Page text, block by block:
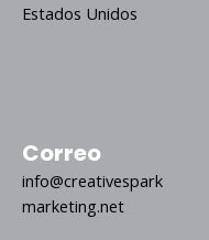
Estados Unidos
Correo
info@creativespark
marketing.net